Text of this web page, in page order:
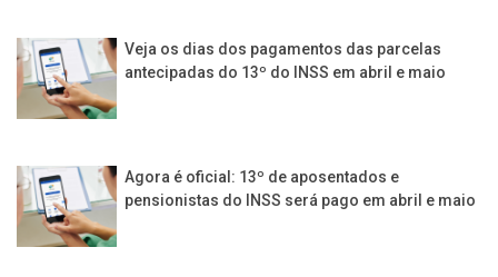
Veja os dias dos pagamentos das parcelas
antecipadas do 13º do INSS em abril e maio
Agora é oficial: 13º de aposentados e
pensionistas do INSS será pago em abril e maio